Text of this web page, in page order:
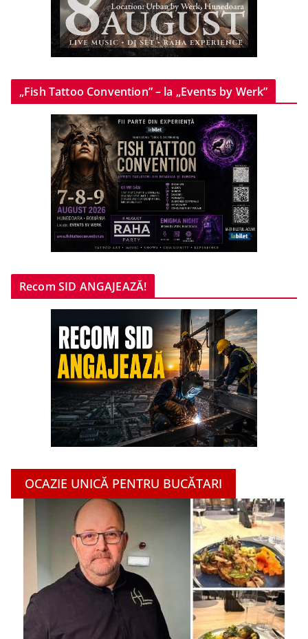
„Fish Tattoo Convention” – la „Events by Werk”
Recom SID ANGAJEAZĂ!
OCAZIE UNICĂ PENTRU BUCĂTARI